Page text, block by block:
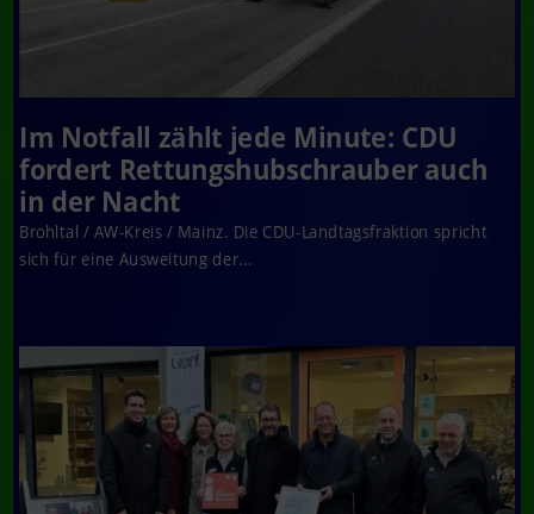
Im Notfall zählt jede Minute: CDU
fordert Rettungshubschrauber auch
in der Nacht
Brohltal / AW-Kreis / Mainz. Die CDU-Landtagsfraktion spricht
sich für eine Ausweitung der...